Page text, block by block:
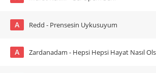
A Redd - Prensesin Uykusuyum
A Zardanadam - Hepsi Hepsi Hayat Nasıl